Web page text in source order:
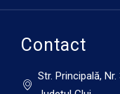
Contact
Str. Principală,